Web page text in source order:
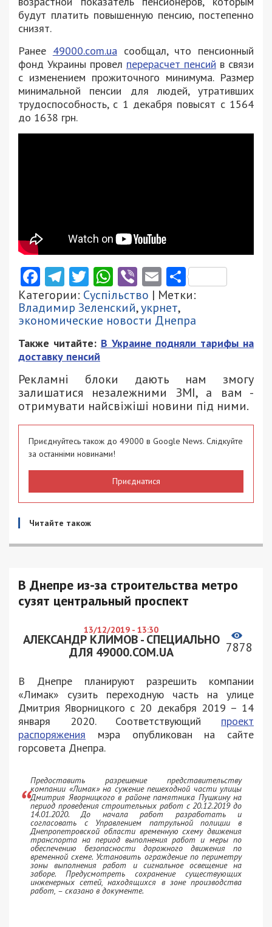
будут платить повышенную пенсию, постепенно
снизят.
Ранее 49000.com.uaсообщал, что пенсионный
фонд Украины провел перерасчет пенсий в связи
с изменением прожиточного минимума. Размер
минимальной пенсии для людей, утративших
трудоспособность, с 1 декабря повысят с 1564
до 1638 грн.
Facebook
Telegram
Twitter
WhatsApp
ViberEmail
Категории: Суспільство | Метки:
Владимир Зеленский,укрнет,
экономические новости Днепра
Также читайте: В Украине подняли тарифы на
доставку пенсий
Рекламні блоки дають нам змогу
залишатися незалежними ЗМІ, а вам -
отримувати найсвіжіші новини під ними.
Приєднуйтесь також до 49000 в Google News. Слідкуйте
за останніми новинами!
Приєднатися
Читайте також
В Днепре из-за строительства метро
сузят центральный проспект
13/12/2019 - 13:30
АЛЕКСАНДР КЛИМОВ - СПЕЦИАЛЬНО
ДЛЯ 49000.COM.UA
7878
В Днепре планируют разрешить компании
«Лимак» сузить переходную часть на улице
Дмитрия Яворницкого с 20 декабря 2019 – 14
января 2020. Соответствующий проект
распоряжения мэра опубликован на сайте
горсовета Днепра.
Предоставить разрешение представительству
компании «Лимак» на сужение пешеходной части улицы
Дмитрия Яворницкого в районе памятника Пушкину на
период проведения строительных работ с 20.12.2019 до
14.01.2020. До начала работ разработать и
согласовать с Управлением патрульной полиции в
Днепропетровской области временную схему движения
транспорта на период выполнения работ и меры по
обеспечению безопасности дорожного движения по
временной схеме. Установить ограждение по периметру
зоны выполнения работ и сигнальное освещение на
заборе. Предусмотреть сохранение существующих
инженерных сетей, находящихся в зоне производства
работ, – сказано в документе.